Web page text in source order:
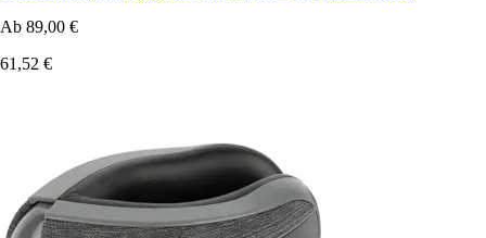
Ab 89,00 €
61,52 €